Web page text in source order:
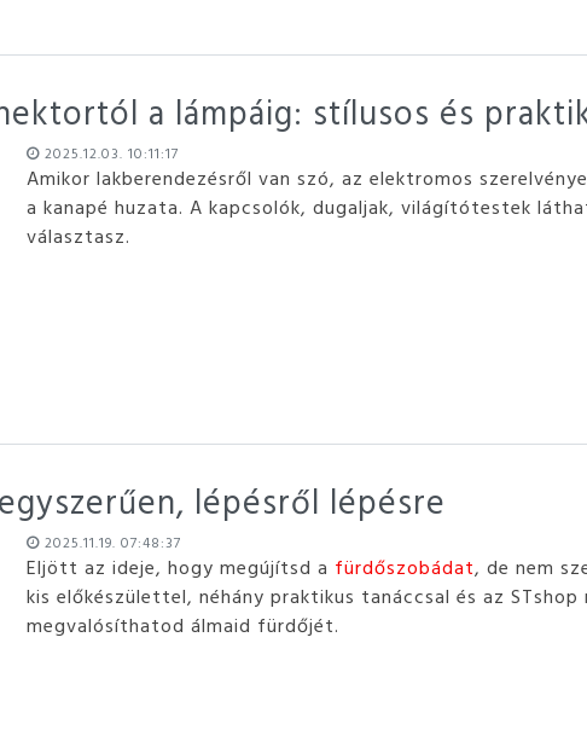
a lámpáig: stílusos és
2025.12.03. 10:11:17
Amikor lakberendezésről van szó, az elektromos
a kanapé huzata. A kapcsolók, dugaljak, világítótestek
választasz.
lépésről lépésre
2025.11.19. 07:48:37
Eljött az ideje, hogy megújítsd a fürdőszobádat, de nem
kis előkészülettel, néhány praktikus tanáccsal és az
megvalósíthatod álmaid fürdőjét.